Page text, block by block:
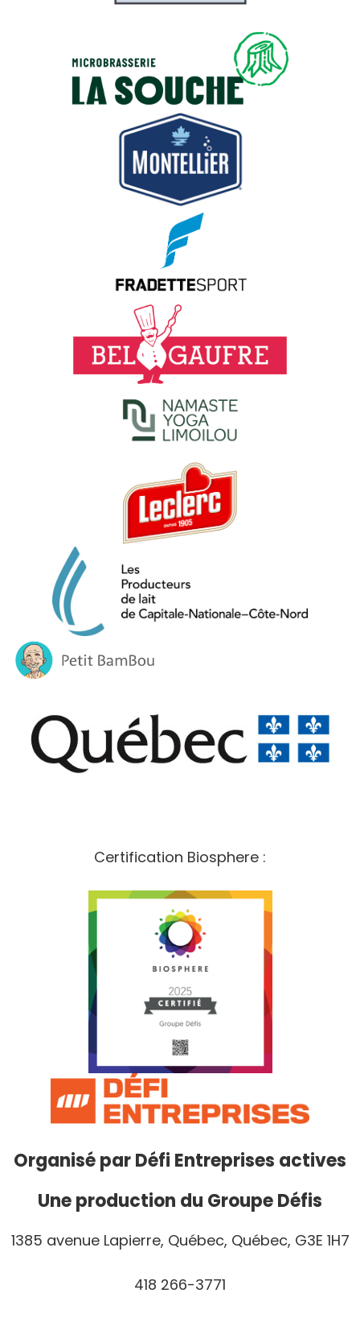
Certification Biosphere :
Organisé parDéfi Entreprises actives
Une production du Groupe Défis
1385 avenue Lapierre, Québec, Québec, G3E 1H7
418 266-3771